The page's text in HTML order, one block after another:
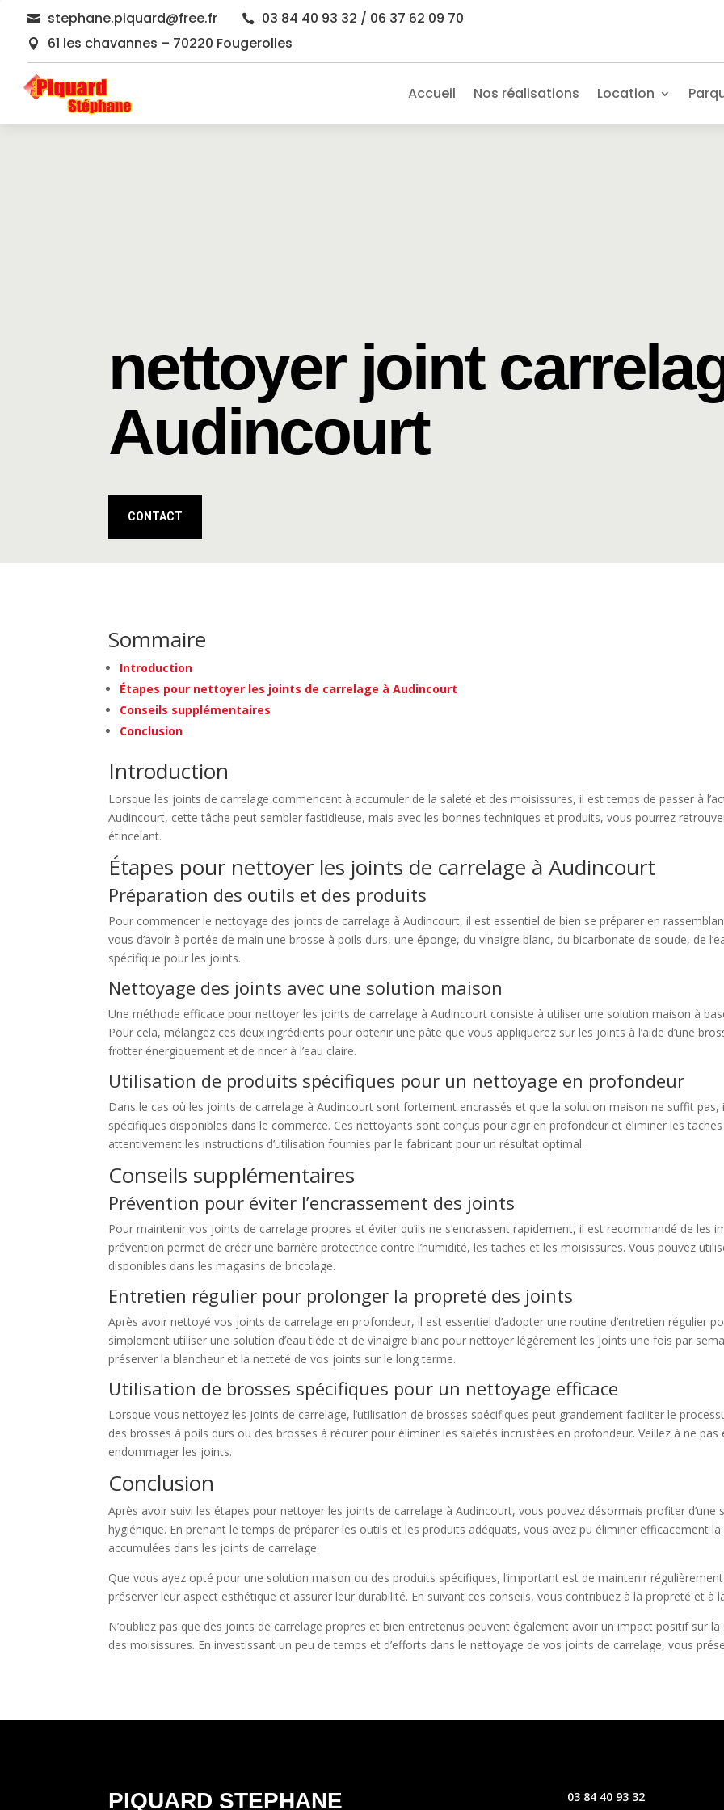
 stephane.piquard@free.fr  03 84 40 93 32 / 06 37 62 09 70
 61 les chavannes – 70220 Fougerolles
Accueil Nos réalisations Location
nettoyer joint
Audincourt
CONTACT
Sommaire
Introduction
Étapes pour nettoyer les joints de carrelage à Audincourt
Conseils supplémentaires
Conclusion
Introduction
Lorsque les joints de carrelage commencent à accumuler de la saleté et des moisissures, il est temps de passer à
Audincourt, cette tâche peut sembler fastidieuse, mais avec les bonnes techniques et produits, vous pourrez
étincelant.
Étapes pour nettoyer les joints de carrelage à Audincourt
Préparation des outils et des produits
Pour commencer le nettoyage des joints de carrelage à Audincourt, il est essentiel de bien se préparer en
vous d’avoir à portée de main une brosse à poils durs, une éponge, du vinaigre blanc, du bicarbonate de soude, de
spécifique pour les joints.
Nettoyage des joints avec une solution maison
Une méthode efficace pour nettoyer les joints de carrelage à Audincourt consiste à utiliser une solution maison à
Pour cela, mélangez ces deux ingrédients pour obtenir une pâte que vous appliquerez sur les joints à l’aide d’une
frotter énergiquement et de rincer à l’eau claire.
Utilisation de produits spécifiques pour un nettoyage en profondeur
Dans le cas où les joints de carrelage à Audincourt sont fortement encrassés et que la solution maison ne suffit pas,
spécifiques disponibles dans le commerce. Ces nettoyants sont conçus pour agir en profondeur et éliminer les
attentivement les instructions d’utilisation fournies par le fabricant pour un résultat optimal.
Conseils supplémentaires
Prévention pour éviter l’encrassement des joints
Pour maintenir vos joints de carrelage propres et éviter qu’ils ne s’encrassent rapidement, il est recommandé de les
prévention permet de créer une barrière protectrice contre l’humidité, les taches et les moisissures. Vous pouvez
disponibles dans les magasins de bricolage.
Entretien régulier pour prolonger la propreté des joints
Après avoir nettoyé vos joints de carrelage en profondeur, il est essentiel d’adopter une routine d’entretien régulier
simplement utiliser une solution d’eau tiède et de vinaigre blanc pour nettoyer légèrement les joints une fois par
préserver la blancheur et la netteté de vos joints sur le long terme.
Utilisation de brosses spécifiques pour un nettoyage efficace
Lorsque vous nettoyez les joints de carrelage, l’utilisation de brosses spécifiques peut grandement faciliter le
des brosses à poils durs ou des brosses à récurer pour éliminer les saletés incrustées en profondeur. Veillez à ne
endommager les joints.
Conclusion
Après avoir suivi les étapes pour nettoyer les joints de carrelage à Audincourt, vous pouvez désormais profiter d’une
hygiénique. En prenant le temps de préparer les outils et les produits adéquats, vous avez pu éliminer efficacement
accumulées dans les joints de carrelage.
Que vous ayez opté pour une solution maison ou des produits spécifiques, l’important est de maintenir
préserver leur aspect esthétique et assurer leur durabilité. En suivant ces conseils, vous contribuez à la propreté et
N’oubliez pas que des joints de carrelage propres et bien entretenus peuvent également avoir un impact positif sur
des moisissures. En investissant un peu de temps et d’efforts dans le nettoyage de vos joints de carrelage, vous
PIQUARD STEPHANE 03 84 40 93 32